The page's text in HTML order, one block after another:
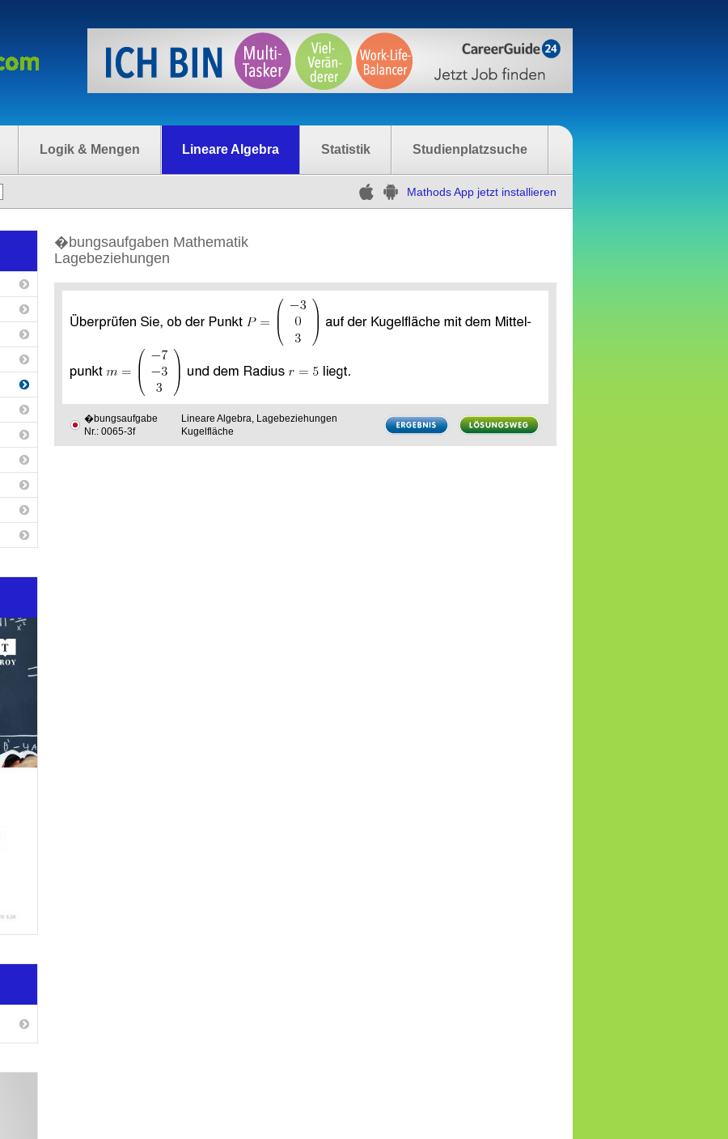
Logik & Mengen Lineare Algebra Statistik Studienplatzsuche
Mathods App jetzt installieren
�bungsaufgaben Mathematik
Lagebeziehungen
�bungsaufgabe
Nr.: 0065-3f
Lineare Algebra, Lagebeziehungen
Kugelfläche